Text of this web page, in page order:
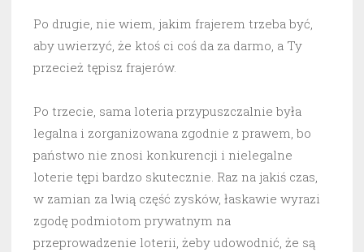
Po drugie, nie wiem, jakim frajerem trzeba być,
aby uwierzyć, że ktoś ci coś da za darmo, a Ty
przecież tępisz frajerów.
Po trzecie, sama loteria przypuszczalnie była
legalna i zorganizowana zgodnie z prawem, bo
państwo nie znosi konkurencji i nielegalne
loterie tępi bardzo skutecznie. Raz na jakiś czas,
w zamian za lwią część zysków, łaskawie wyrazi
zgodę podmiotom prywatnym na
przeprowadzenie loterii, żeby udowodnić, że są